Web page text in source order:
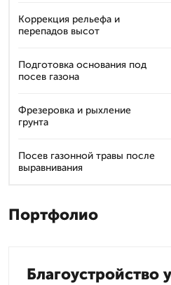
Коррекция рельефа и
перепадов высот
Подготовка основания под
посев газона
Фрезеровка и рыхление
грунта
Посев газонной травы после
выравнивания
Портфолио
Благоустройство